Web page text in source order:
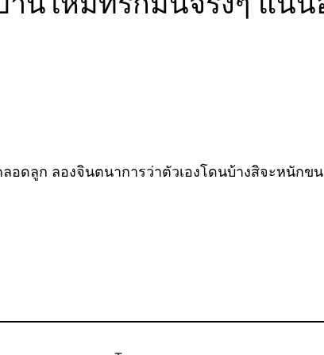
อดลูก ลองจินตนาการว่าตัวเองโดนบ้างสิจะหนักข